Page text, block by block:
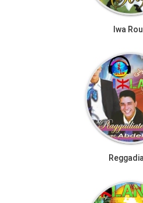
Iwa